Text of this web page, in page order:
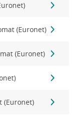
(Euronet)
(Euronet)
(Euronet)